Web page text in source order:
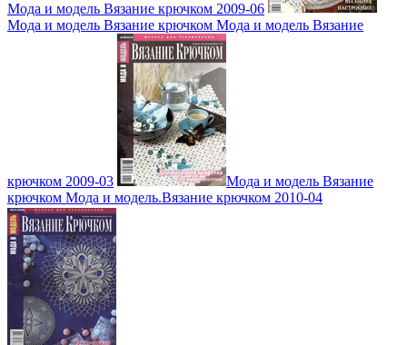
Мода и модель Вязание крючком 2009-06
Мода и модель Вязание крючком Мода и модель Вязание
крючком 2009-03
Мода и модель Вязание
крючком Мода и модель.Вязание крючком 2010-04